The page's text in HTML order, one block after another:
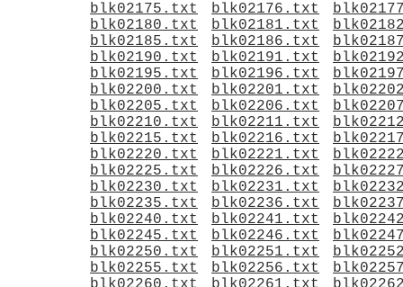
blk02175.txt
blk02176.txt
blk02180.txt
blk02181.txt
blk02185.txt
blk02186.txt
blk02190.txt
blk02191.txt
blk02195.txt
blk02196.txt
blk02200.txt
blk02201.txt
blk02205.txt
blk02206.txt
blk02210.txt
blk02211.txt
blk02215.txt
blk02216.txt
blk02220.txt
blk02221.txt
blk02225.txt
blk02226.txt
blk02230.txt
blk02231.txt
blk02235.txt
blk02236.txt
blk02240.txt
blk02241.txt
blk02245.txt
blk02246.txt
blk02250.txt
blk02251.txt
blk02255.txt
blk02256.txt